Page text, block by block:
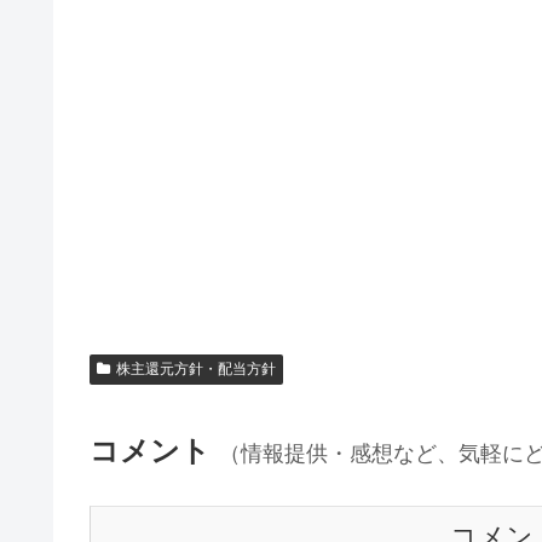
株主還元方針・配当方針
コメント （情報提供・感想など、気軽に